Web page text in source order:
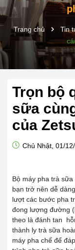
Trang chủ Tin
Trọn bộ
sữa
của
Chủ Nhật, 01/
Bộ máy pha trà
bạn trở nên dễ
lượt các bước pha
đong lượng đường
theo là đánh tan
thành ly trà sữa
máy pha chế để